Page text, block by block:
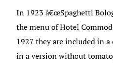
In 1923 â€œSpaghetti
the menu of Hotel
1927 they are included in
in a version without